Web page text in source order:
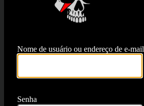
Nome de usuário ou endereço de e-mail
Senha